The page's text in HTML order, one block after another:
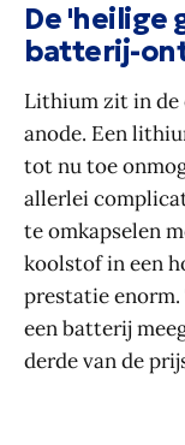
De 'heilige
batterij-
Lithium zit in de
anode. Een
tot nu toe
allerlei
te omkapselen
koolstof in een
prestatie enorm.
een batterij
derde van de